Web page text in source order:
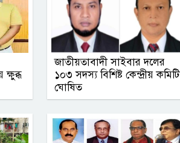
ক্ষুব্ধ
জাতীয়তাবাদী সাইবার দলের
১০৩ সদস্য বিশিষ্ট কেন্দ্রীয় কমিটি
ঘোষিত